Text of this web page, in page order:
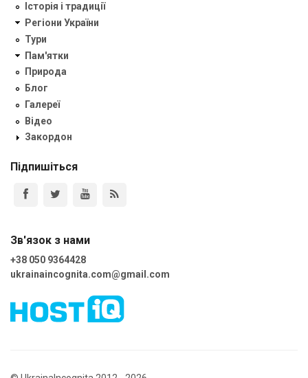
Історія і традиції
Регіони України
Тури
Пам'ятки
Природа
Блог
Галереї
Відео
Закордон
Підпишіться
Зв'язок з нами
+38 050 9364428
ukrainaincognita.com@gmail.com